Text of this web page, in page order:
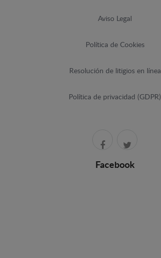
Aviso Legal
Política de Cookies
Resolución de litigios en línea
Política de privacidad (GDPR)
Facebook